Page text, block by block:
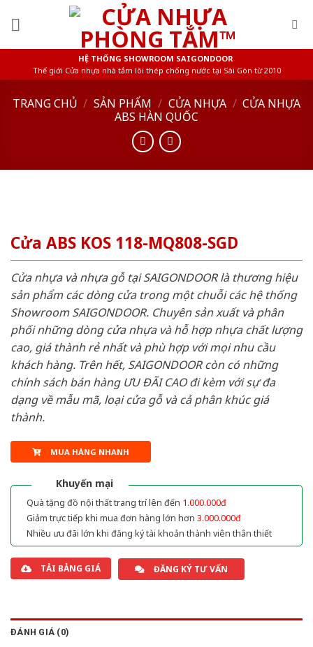
HỆ THỐNG SHOWROOM SAIGONDOOR
Thế giới Cửa nhựa nhà tắm lõi thép chống nước tại Sài Gòn từ 2010
TRANG CHỦ / SẢN PHẨM / CỬA NHỰA / CỬA NHỰA
ABS HÀN QUỐC
Cửa ABS KOS 118-MQ808-SGD
Cửa nhựa và nhựa gỗ tại SAIGONDOOR là thương hiệu
sản phẩm các dòng cửa trong một chuỗi các hệ thống
Showroom SAIGONDOOR. Chuyên sản xuất và phân
phối những dòng cửa nhựa và hỗ hợp nhựa chất lượng
cao, giá thành rẻ nhất và phù hợp với mọi nhu cầu
khách hàng. Trên hết, SAIGONDOOR còn có những
chính sách bán hàng ƯU ĐÃI CAO đi kèm với sự đa
dạng về mẫu mã, loại cửa gỗ và cả phân khúc giá
thành.
MUA HÀNG NHANH
Khuyến mại
Quà tặng đồ nội thất trang trí lên đến 1.000.000đ
Giảm trực tiếp khi mua đơn hàng lớn hơn 3.000.000đ
Nhiều ưu đãi lớn khi đăng ký tài khoản thành viên thân thiết
TẢI BẢNG GIÁ ĐĂNG KÝ TƯ VẤN
ĐÁNH GIÁ (0)